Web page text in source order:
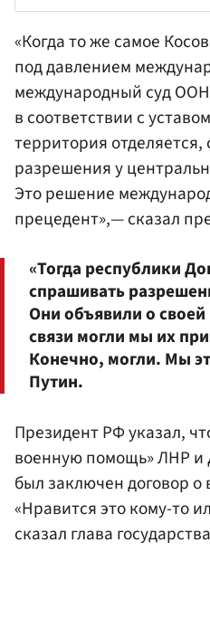
«Когда то же самое
под давлением
международный суд
в соответствии с
территория
разрешения у
Это решение
прецедент»,— сказал
«Тогда республики
спрашивать
Они объявили о
связи могли мы их
Конечно, могли. Мы
Путин.
Президент РФ указал,
военную помощь» ЛНР и
был заключен договор
«Нравится это кому-то
сказал глава